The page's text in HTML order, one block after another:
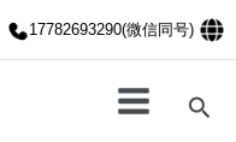
17782693290(微信同号)
搜